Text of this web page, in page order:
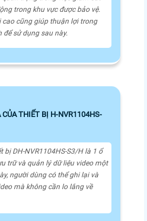
trong khu vực được bảo vệ.
cao cũng giúp thuận lợi trong
để sử dụng sau này.
THIẾT BỊ H-NVR1104HS-
DH-NVR1104HS-S3/H là 1 ổ
trữ và quản lý dữ liệu video một
người dùng có thể ghi lại và
mà không cần lo lắng về